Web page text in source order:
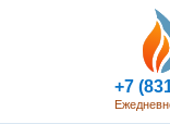
+7